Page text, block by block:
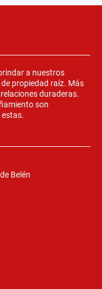
a nuestros
propiedad raíz. Más
duraderas.
son
Belén